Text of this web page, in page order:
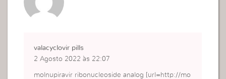
valacyclovir pills
2 Agosto 2022 às 22:07
molnupiravir ribonucleoside analog [url=http://mo